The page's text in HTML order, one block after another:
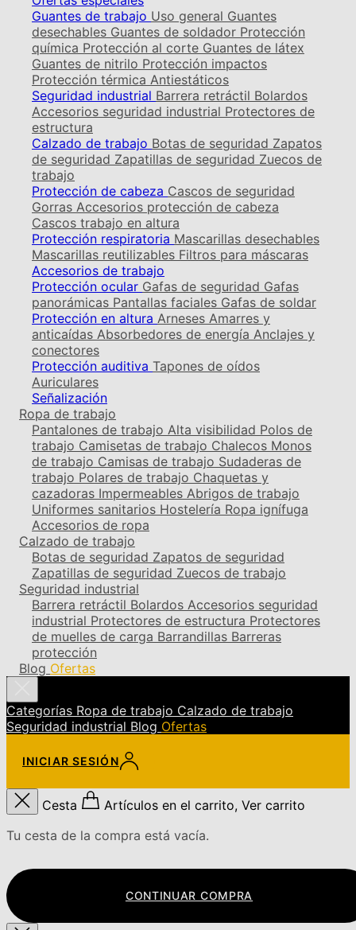
Guantes de trabajo Uso general Guantes
desechables Guantes de soldador Protección
química Protección al corte Guantes de látex
Guantes de nitrilo Protección impactos
Protección térmica Antiestáticos
Seguridad industrial Barrera retráctil Bolardos
Accesorios seguridad industrial Protectores de
estructura
Calzado de trabajo Botas de seguridad Zapatos
de seguridad Zapatillas de seguridad Zuecos de
trabajo
Protección de cabeza Cascos de seguridad
Gorras Accesorios protección de cabeza
Cascos trabajo en altura
Protección respiratoria Mascarillas desechables
Mascarillas reutilizables Filtros para máscaras
Accesorios de trabajo
Protección ocular Gafas de seguridad Gafas
panorámicas Pantallas faciales Gafas de soldar
Protección en altura Arneses Amarres y
anticaídas Absorbedores de energía Anclajes y
conectores
Protección auditiva Tapones de oídos
Auriculares
Señalización
Ropa de trabajo
Pantalones de trabajo Alta visibilidad Polos de
trabajo Camisetas de trabajo Chalecos Monos
de trabajo Camisas de trabajo Sudaderas de
trabajo Polares de trabajo Chaquetas y
cazadoras Impermeables Abrigos de trabajo
Uniformes sanitarios Hostelería Ropa ignífuga
Accesorios de ropa
Calzado de trabajo
Botas de seguridad Zapatos de seguridad
Zapatillas de seguridad Zuecos de trabajo
Seguridad industrial
Barrera retráctil Bolardos Accesorios seguridad
industrial Protectores de estructura Protectores
de muelles de carga Barrandillas Barreras
protección
Blog Ofertas
Categorías Ropa de trabajo Calzado de trabajo
Seguridad industrial Blog Ofertas
INICIAR SESIÓN
Cesta
Artículos en el carrito, Ver carrito
Tu cesta de la compra está vacía.
CONTINUAR COMPRA